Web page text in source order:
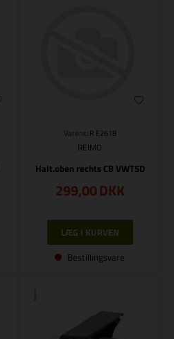
Varenr.: R E2618
REIMO
Halt.oben rechts CB VWT5D
299,00DKK
Bestillingsvare